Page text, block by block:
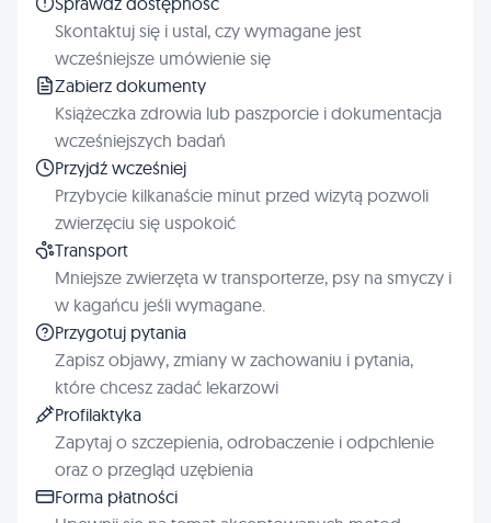
Skontaktuj się i ustal, czy wymagane jest
wcześniejsze umówienie się
Zabierz dokumenty
Książeczka zdrowia lub paszporcie i dokumentacja
wcześniejszych badań
Przyjdź wcześniej
Przybycie kilkanaście minut przed wizytą pozwoli
zwierzęciu się uspokoić
Transport
Mniejsze zwierzęta w transporterze, psy na smyczy i
w kagańcu jeśli wymagane.
Przygotuj pytania
Zapisz objawy, zmiany w zachowaniu i pytania,
które chcesz zadać lekarzowi
Profilaktyka
Zapytaj o szczepienia, odrobaczenie i odpchlenie
oraz o przegląd uzębienia
Forma płatności